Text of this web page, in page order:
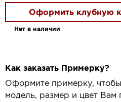
Оформить клубную
Нет в наличии
Как заказать Примерку?
Оформите примерку,
модель, размер и цвет Вам